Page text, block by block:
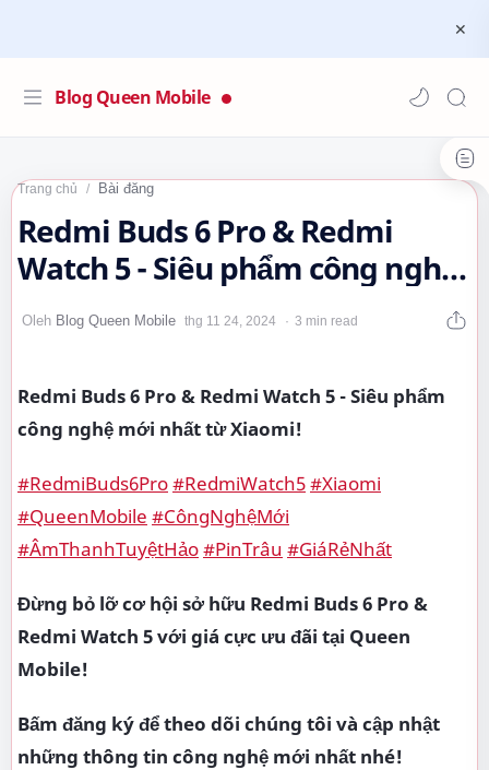
Blog Queen Mobile
Trang chủ Bài đăng
Redmi Buds 6 Pro & Redmi
Watch 5 - Siêu phẩm công nghệ
mới nhất từ Xiaomi!…3 min read
Redmi Buds 6 Pro & Redmi Watch 5 - Siêu phẩm
công nghệ mới nhất từ Xiaomi!
#RedmiBuds6Pro#RedmiWatch5#Xiaomi
#QueenMobile #CôngNghệMới
#ÂmThanhTuyệtHảo#PinTrâu #GiáRẻNhất
Đừng bỏ lỡ cơ hội sở hữu Redmi Buds 6 Pro &
Redmi Watch 5 với giá cực ưu đãi tại Queen
Mobile!
Bấm đăng ký để theo dõi chúng tôi và cập nhật
những thông tin công nghệ mới nhất nhé!